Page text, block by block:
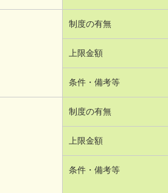
制度の有無
上限金額
条件・備考等
制度の有無
上限金額
条件・備考等